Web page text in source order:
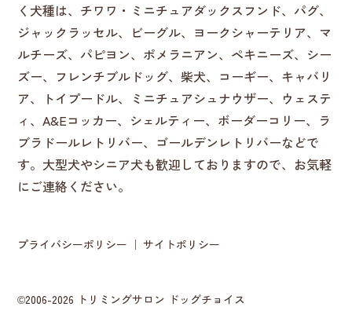
く犬種は、チワワ・ミニチュアダックスフンド、パグ、
ジャックラッセル、ビーグル、ヨークシャーテリア、マ
ルチーズ、パピヨン、ポメラニアン、ペキニーズ、シー
ズー、フレンチブルドッグ、柴犬、コーギー、キャバリ
ア、トイプードル、ミニチュアシュナウザー、ウェステ
ィ、A&Eコッカー、シェルティー、ボーダーコリー、ラ
ブラドールレトリバー、ゴールデンレトリバーなどで
す。大型犬やシニア犬も歓迎しておりますので、お気軽
にご連絡ください。
プライバシーポリシー サイトポリシー
©2006-2026 トリミングサロン ドッグチョイス